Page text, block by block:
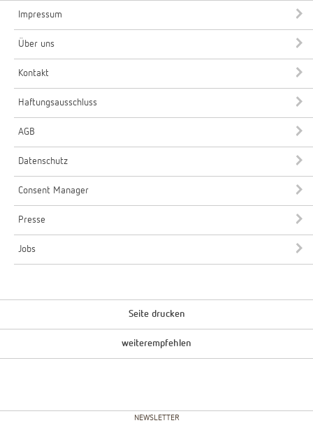
Impressum
Über uns
Kontakt
Haftungsausschluss
AGB
Datenschutz
Consent Manager
Presse
Jobs
Seite drucken
weiterempfehlen
NEWSLETTER